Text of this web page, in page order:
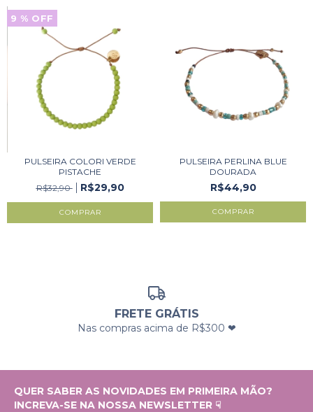
9 % OFF
PULSEIRA COLORI VERDE
PISTACHE
R$32,90
R$29,90
PULSEIRA PERLINA BLUE
DOURADA
R$44,90
FRETE GRÁTIS
Nas compras acima de R$300 ❤
QUER SABER AS NOVIDADES EM PRIMEIRA MÃO?
INCREVA-SE NA NOSSA NEWSLETTER ☟